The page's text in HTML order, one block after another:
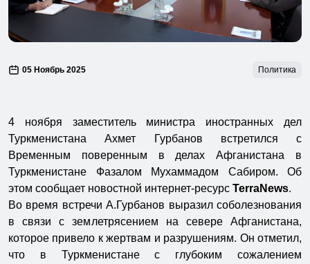
05 Ноябрь 2025 Политика
4 ноября заместитель министра иностранных дел
Туркменистана Ахмет Гурбанов встретился с
Временным поверенным в делах Афганистана в
Туркменистане Фазалом Мухаммадом Сабиром. Об
этом сообщает новостной интернет-ресурс TerraNews.
Во время встречи А.Гурбанов выразил соболезнования
в связи с землетрясением на севере Афганистана,
которое привело к жертвам и разрушениям. Он отметил,
что в Туркменистане с глубоким сожалением